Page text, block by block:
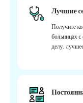
Лучшие
Получите
больницах
делу.